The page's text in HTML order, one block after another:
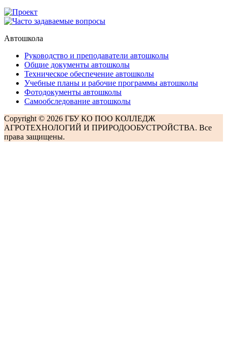
Автошкола
Руководство и преподаватели автошколы
Общие документы автошколы
Техническое обеспечение автошколы
Учебные планы и рабочие программы автошколы
Фотодокументы автошколы
Самообследование автошколы
Copyright © 2026 ГБУ КО ПОО КОЛЛЕДЖ
АГРОТЕХНОЛОГИЙ И ПРИРОДООБУСТРОЙСТВА. Все
права защищены.